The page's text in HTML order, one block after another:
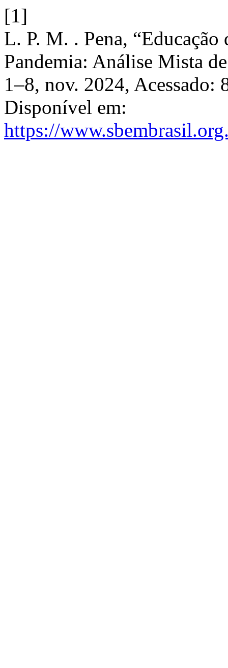
[1]
L. P. M. . Pena,
Pandemia: Análise Mista
1–8, nov. 2024, Acessado:
Disponível em:
https://